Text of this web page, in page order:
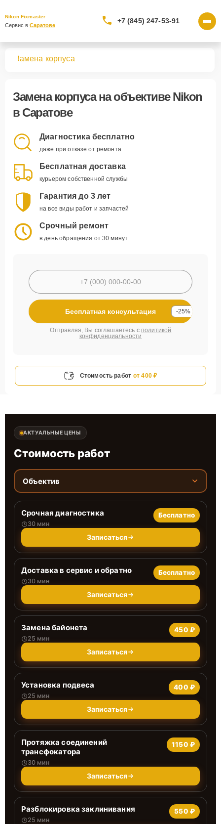
Nikon Fixmaster
Сервис в Саратове
+7 (845) 247-53-91
Замена корпуса
Замена корпусана объективе Nikon
в Саратове
Диагностика бесплатно
даже при отказе от ремонта
Бесплатная доставка
курьером собственной службы
Гарантия до 3 лет
на все виды работ и запчастей
Срочный ремонт
в день обращения от 30 минут
Бесплатная консультация -25%
Отправляя, Вы соглашаетесь с политикой
конфиденциальности
Стоимость работ от 400 ₽
АКТУАЛЬНЫЕ ЦЕНЫ
Стоимость работ
Объектив
Срочная диагностика
30 мин
Бесплатно
Записаться
Доставка в сервис и обратно
30 мин
Бесплатно
Записаться
Замена байонета
25 мин
450 ₽
Записаться
Установка подвеса
25 мин
400 ₽
Записаться
Протяжка соединений
трансфокатора
30 мин
1150 ₽
Записаться
Разблокировка заклинивания
25 мин
550 ₽